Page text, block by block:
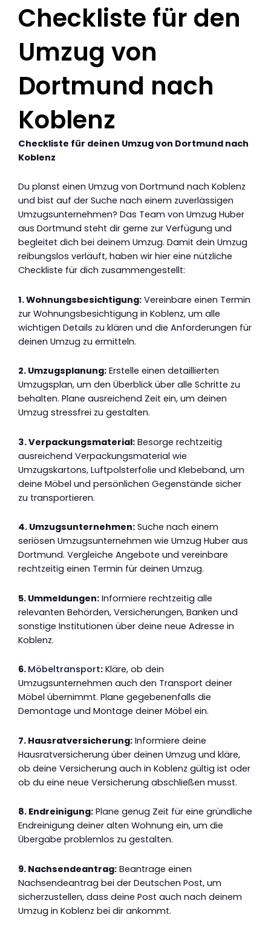
Checkliste für den
Umzug von
Dortmund nach
Koblenz
Checkliste für deinen Umzug von Dortmund nach
Koblenz
Du planst einen Umzug von Dortmund nach Koblenz
und bist auf der Suche nach einem zuverlässigen
Umzugsunternehmen? Das Team von Umzug Huber
aus Dortmund steht dir gerne zur Verfügung und
begleitet dich bei deinem Umzug. Damit dein Umzug
reibungslos verläuft, haben wir hier eine nützliche
Checkliste für dich zusammengestellt:
1. Wohnungsbesichtigung: Vereinbare einen Termin
zur Wohnungsbesichtigung in Koblenz, um alle
wichtigen Details zu klären und die Anforderungen für
deinen Umzug zu ermitteln.
2. Umzugsplanung: Erstelle einen detaillierten
Umzugsplan, um den Überblick über alle Schritte zu
behalten. Plane ausreichend Zeit ein, um deinen
Umzug stressfrei zu gestalten.
3. Verpackungsmaterial: Besorge rechtzeitig
ausreichend Verpackungsmaterial wie
Umzugskartons, Luftpolsterfolie und Klebeband, um
deine Möbel und persönlichen Gegenstände sicher
zu transportieren.
4. Umzugsunternehmen: Suche nach einem
seriösen Umzugsunternehmen wie Umzug Huber aus
Dortmund. Vergleiche Angebote und vereinbare
rechtzeitig einen Termin für deinen Umzug.
5. Ummeldungen: Informiere rechtzeitig alle
relevanten Behörden, Versicherungen, Banken und
sonstige Institutionen über deine neue Adresse in
Koblenz.
6. Möbeltransport: Kläre, ob dein
Umzugsunternehmen auch den Transport deiner
Möbel übernimmt. Plane gegebenenfalls die
Demontage und Montage deiner Möbel ein.
7. Hausratversicherung: Informiere deine
Hausratversicherung über deinen Umzug und kläre,
ob deine Versicherung auch in Koblenz gültig ist oder
ob du eine neue Versicherung abschließen musst.
8. Endreinigung: Plane genug Zeit für eine gründliche
Endreinigung deiner alten Wohnung ein, um die
Übergabe problemlos zu gestalten.
9. Nachsendeantrag: Beantrage einen
Nachsendeantrag bei der Deutschen Post, um
sicherzustellen, dass deine Post auch nach deinem
Umzug in Koblenz bei dir ankommt.